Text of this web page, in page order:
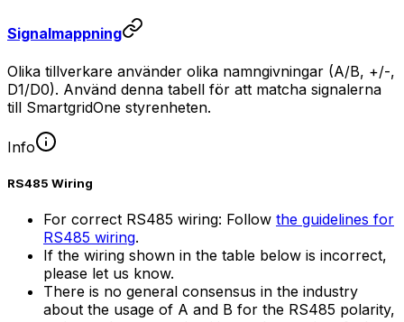
Signalmappning
Olika tillverkare använder olika namngivningar (A/B, +/-,
D1/D0). Använd denna tabell för att matcha signalerna
till SmartgridOne styrenheten.
Info
RS485 Wiring
For correct RS485 wiring: Follow the guidelines for
RS485 wiring.
If the wiring shown in the table below is incorrect,
please let us know.
There is no general consensus in the industry
about the usage of A and B for the RS485 polarity,